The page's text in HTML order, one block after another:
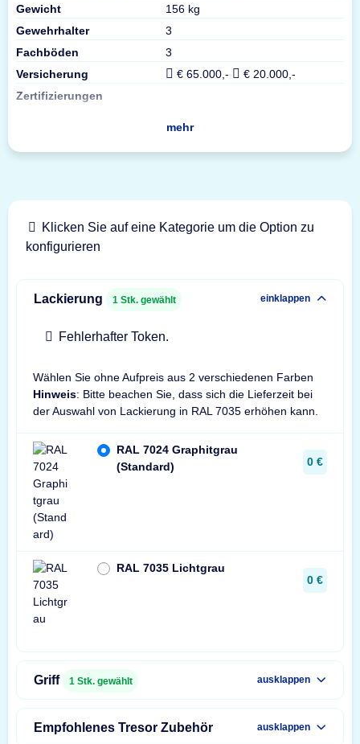
Gewicht
156 kg
Gewehrhalter
3
Fachböden
3
Versicherung
€ 65.000,-
€ 20.000,-
Zertifizierungen
mehr
Klicken Sie auf eine Kategorie um die Option zu
konfigurieren
Lackierung 1 Stk. gewählt einklappen
Fehlerhafter Token.
Wählen Sie ohne Aufpreis aus 2 verschiedenen Farben
Hinweis: Bitte beachen Sie, dass sich die Lieferzeit bei
der Auswahl von Lackierung in RAL 7035 erhöhen kann.
RAL 7024 Graphitgrau
(Standard)
0 €
RAL 7035 Lichtgrau
0 €
Griff 1 Stk. gewählt ausklappen
Empfohlenes Tresor Zubehör ausklappen